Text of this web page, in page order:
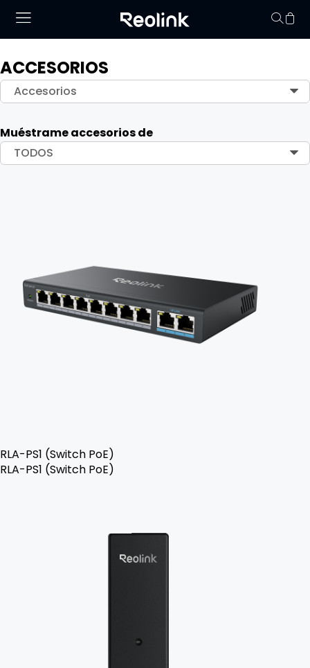
ACCESORIOS
Accesorios
Muéstrame accesorios de
TODOS
RLA-PS1 (Switch PoE)
RLA-PS1 (Switch PoE)